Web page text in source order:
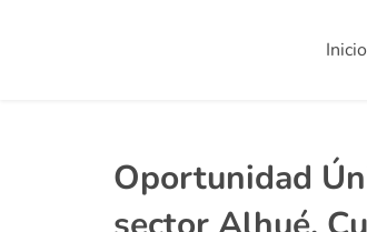
Inicio
Oportunidad